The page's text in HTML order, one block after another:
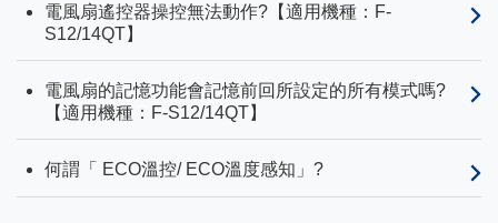
電風扇遙控器操控無法動作?【適用機種：F-
S12/14QT】
電風扇的記憶功能會記憶前回所設定的所有模式嗎?
【適用機種：F-S12/14QT】
何謂「 ECO溫控/ ECO溫度感知」?